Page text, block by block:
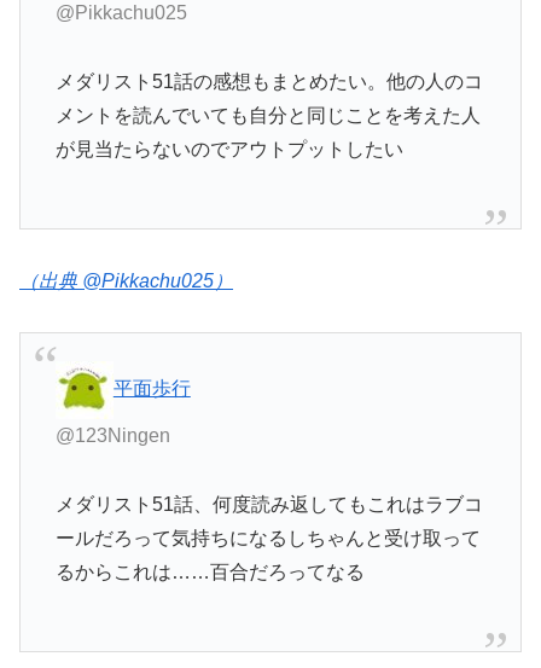
@Pikkachu025
メダリスト51話の感想もまとめたい。他の人のコ
メントを読んでいても自分と同じことを考えた人
が見当たらないのでアウトプットしたい
（出典 @Pikkachu025）
平面歩行
@123Ningen
メダリスト51話、何度読み返してもこれはラブコ
ールだろって気持ちになるしちゃんと受け取って
るからこれは……百合だろってなる